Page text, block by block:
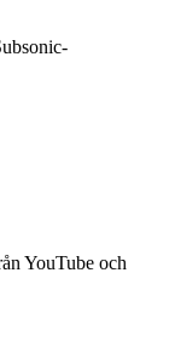
YouTube och